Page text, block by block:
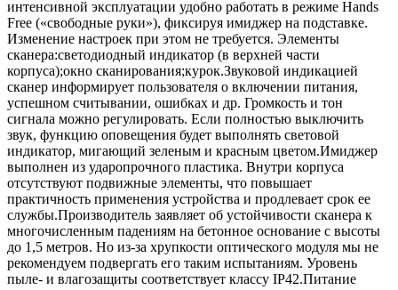
интенсивной эксплуатации удобно работать в режиме Hands
Free («свободные руки»), фиксируя имиджер на подставке.
Изменение настроек при этом не требуется. Элементы
сканера:светодиодный индикатор (в верхней части
корпуса);окно сканирования;курок.Звуковой индикацией
сканер информирует пользователя о включении питания,
успешном считывании, ошибках и др. Громкость и тон
сигнала можно регулировать. Если полностью выключить
звук, функцию оповещения будет выполнять световой
индикатор, мигающий зеленым и красным цветом.Имиджер
выполнен из ударопрочного пластика. Внутри корпуса
отсутствуют подвижные элементы, что повышает
практичность применения устройства и продлевает срок ее
службы.Производитель заявляет об устойчивости сканера к
многочисленным падениям на бетонное основание с высоты
до 1,5 метров. Но из-за хрупкости оптического модуля мы не
рекомендуем подвергать его таким испытаниям. Уровень
пыле- и влагозащиты соответствует классу IP42.Питание